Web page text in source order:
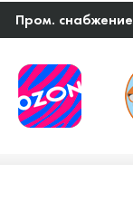
Пром. снабжение